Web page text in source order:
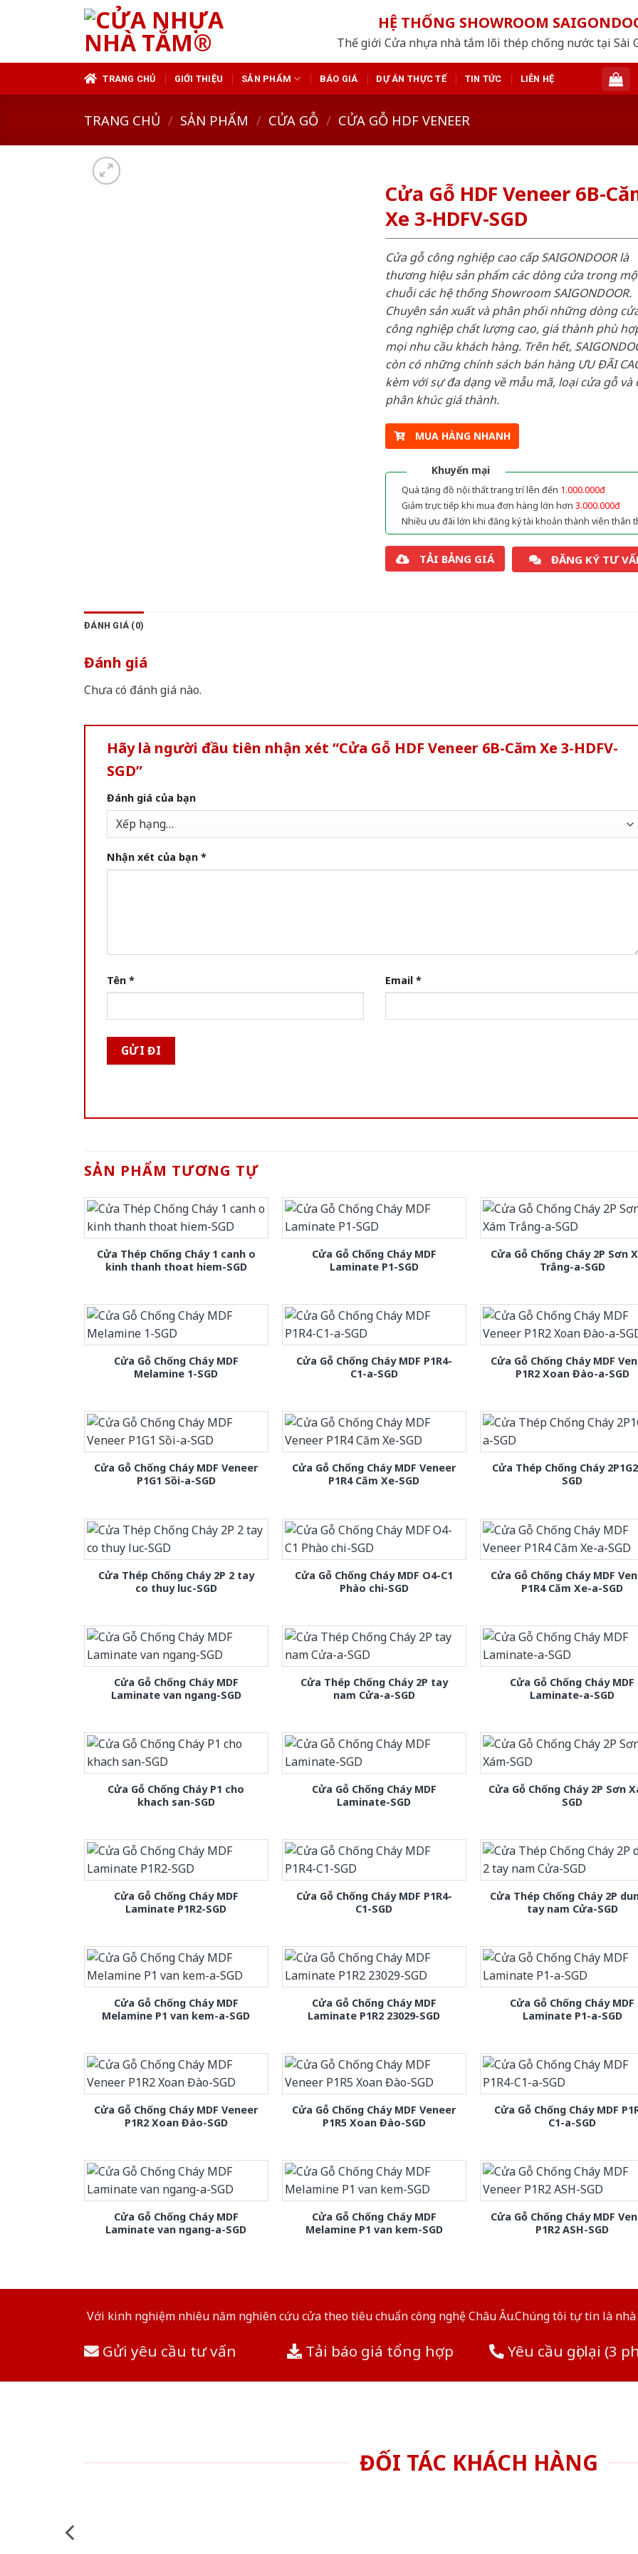
HỆ THỐNG SHOWROOM
Thế giới Cửa nhựa nhà tắm lõi thép chống nước tại Sài
TRANG CHỦ GIỚI THIỆU SẢN PHẨM BÁO GIÁ DỰ ÁN THỰC TẾ TIN TỨC LIÊN HỆ
TRANG CHỦ / SẢN PHẨM / CỬA GỖ / CỬA GỖ HDF VENEER
Cửa Gỗ HDF Veneer 6B-
Xe 3-HDFV-SGD
Cửa gỗ công nghiệp cao cấp SAIGONDOOR là
thương hiệu sản phẩm các dòng cửa trong
chuỗi các hệ thống Showroom SAIGONDOOR.
Chuyên sản xuất và phân phối những dòng
công nghiệp chất lượng cao, giá thành phù
mọi nhu cầu khách hàng. Trên hết,
còn có những chính sách bán hàng ƯU ĐÃI
kèm với sự đa dạng về mẫu mã, loại cửa gỗ và
phân khúc giá thành.
MUA HÀNG NHANH
Khuyến mại
Quà tặng đồ nội thất trang trí lên đến 1.000.000đ
Giảm trực tiếp khi mua đơn hàng lớn hơn 3.000.000đ
Nhiều ưu đãi lớn khi đăng ký tài khoản thành viên thân
TẢI BẢNG GIÁ ĐĂNG KÝ TƯ
ĐÁNH GIÁ (0)
Đánh giá
Chưa có đánh giá nào.
Hãy là người đầu tiên nhận xét “Cửa Gỗ HDF Veneer 6B-Căm Xe 3-HDFV-
SGD”
Đánh giá của bạn
Nhận xét của bạn *
Tên * Email *
SẢN PHẨM TƯƠNG TỰ
Cửa Thép Chống Cháy 1 canh o
kinh thanh thoat hiem-SGD
Cửa Gỗ Chống Cháy MDF
Laminate P1-SGD
Cửa Gỗ Chống Cháy 2P Sơn
Trắng-a-SGD
Cửa Gỗ Chống Cháy MDF
Melamine 1-SGD
Cửa Gỗ Chống Cháy MDF P1R4-
C1-a-SGD
Cửa Gỗ Chống Cháy MDF
P1R2 Xoan Đào-a-SGD
Cửa Gỗ Chống Cháy MDF Veneer
P1G1 Sồi-a-SGD
Cửa Gỗ Chống Cháy MDF Veneer
P1R4 Căm Xe-SGD
Cửa Thép Chống Cháy
SGD
Cửa Thép Chống Cháy 2P 2 tay
co thuy luc-SGD
Cửa Gỗ Chống Cháy MDF O4-C1
Phào chi-SGD
Cửa Gỗ Chống Cháy MDF
P1R4 Căm Xe-a-SGD
Cửa Gỗ Chống Cháy MDF
Laminate van ngang-SGD
Cửa Thép Chống Cháy 2P tay
nam Cửa-a-SGD
Cửa Gỗ Chống Cháy MDF
Laminate-a-SGD
Cửa Gỗ Chống Cháy P1 cho
khach san-SGD
Cửa Gỗ Chống Cháy MDF
Laminate-SGD
Cửa Gỗ Chống Cháy 2P Sơn
SGD
Cửa Gỗ Chống Cháy MDF
Laminate P1R2-SGD
Cửa Gỗ Chống Cháy MDF P1R4-
C1-SGD
Cửa Thép Chống Cháy 2P
tay nam Cửa-SGD
Cửa Gỗ Chống Cháy MDF
Melamine P1 van kem-a-SGD
Cửa Gỗ Chống Cháy MDF
Laminate P1R2 23029-SGD
Cửa Gỗ Chống Cháy MDF
Laminate P1-a-SGD
Cửa Gỗ Chống Cháy MDF Veneer
P1R2 Xoan Đào-SGD
Cửa Gỗ Chống Cháy MDF Veneer
P1R5 Xoan Đào-SGD
Cửa Gỗ Chống Cháy MDF
C1-a-SGD
Cửa Gỗ Chống Cháy MDF
Laminate van ngang-a-SGD
Cửa Gỗ Chống Cháy MDF
Melamine P1 van kem-SGD
Cửa Gỗ Chống Cháy MDF
P1R2 ASH-SGD
Với kinh nghiệm nhiêu năm nghiên cứu cửa theo tiêu chuẩn công nghệ Châu Âu.Chúng tôi tự tin là
Gửi yêu cầu tư vấn Tải báo giá tổng hợp Yêu cầu gọi lại (3
ĐỐI TÁC KHÁCH HÀNG